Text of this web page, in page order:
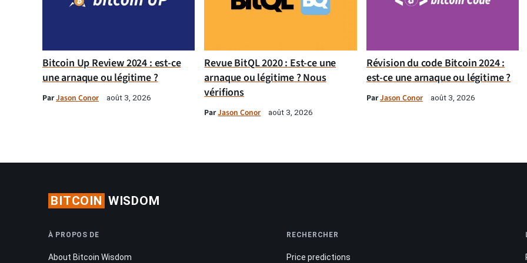
Bitcoin Up Review 2024 : est-ce
une arnaque ou légitime ?
ParJason Conor août 3, 2026
Revue BitQL 2020 : Est-ce une
arnaque ou légitime ? Nous
vérifions
ParJason Conor août 3, 2026
Révision du code Bitcoin 2024 :
est-ce une arnaque ou légitime ?
ParJason Conor août 3, 2026
BITCOIN WISDOM
À PROPOS DE
About Bitcoin Wisdom
RECHERCHER
Price predictions